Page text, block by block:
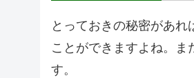
とっておきの秘密があ
ことができますよね。
す。